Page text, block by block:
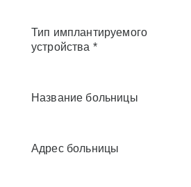
Тип имплантируемого
устройства *
Название больницы
Адрес больницы